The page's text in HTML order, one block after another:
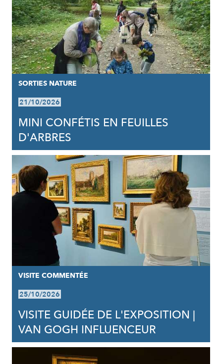
SORTIES NATURE
21/10/2026
MINI CONFÉTIS EN FEUILLES
D'ARBRES
VISITE COMMENTÉE
25/10/2026
VISITE GUIDÉE DE L'EXPOSITION |
VAN GOGH INFLUENCEUR